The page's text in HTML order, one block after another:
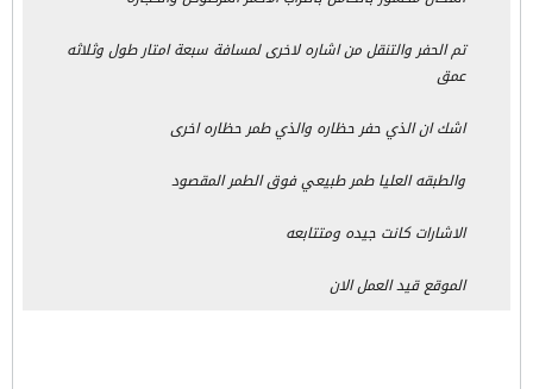
تم الحفر والتنقل من اشاره لاخرى لمسافة سبعة امتار طول وثلاثه
عمق
اشك ان الذي حفر حظاره والذي طمر حظاره اخرى
والطبقه العليا طمر طبيعي فوق الطمر المقصود
الاشارات كانت جيده ومتتابعه
الموقع قيد العمل الان